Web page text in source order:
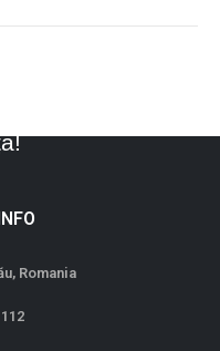
Romania